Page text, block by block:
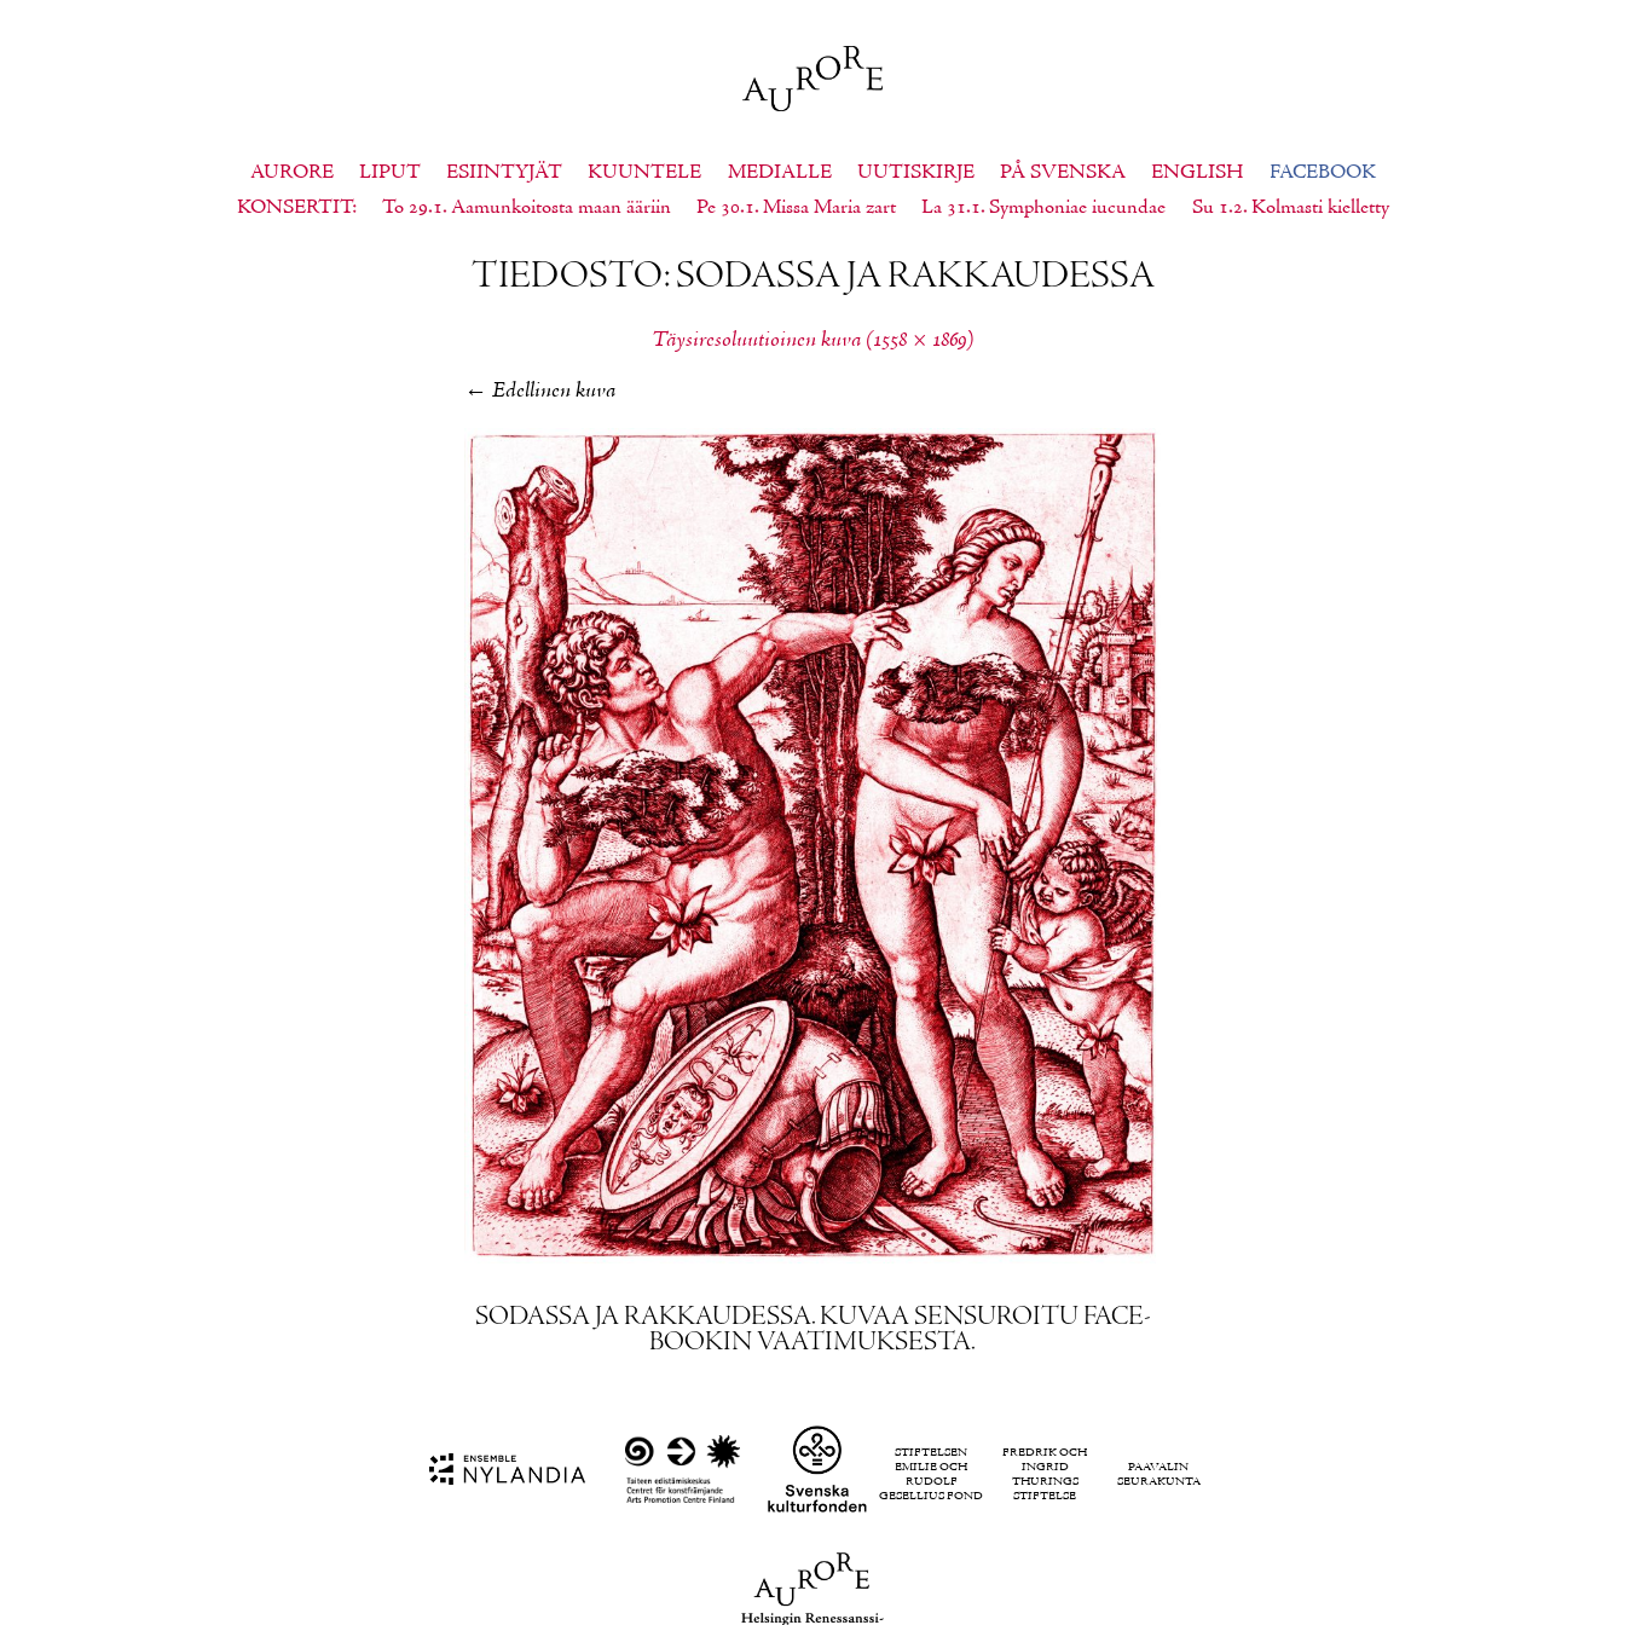
AURORE LIPUT ESIINTYJÄT KUUNTELE MEDIALLE UUTISKIRJE PÅ SVENSKA ENGLISH
FACEBOOK
KONSERTIT
To 29.1. Aamunkoitosta maan ääriin Pe 30.1. Missa Maria zart La 31.1. Symphoniae iucundae Su 1.2. Kolmasti kielletty
TIE­DOS­TO: SO­DAS­SA JA RAK­KAU­DES­SA
Täy­si­re­so­luu­tioi­nen ku­va (1558 × 1869)
← Edellinen kuva
SO­DAS­SA JA RAK­KAU­DES­SA. KU­VAA SEN­SU­ROI­TU FACE­
BOO­KIN VAA­TI­MUK­SES­TA.
STIFTELSEN
EMILIE OCH
RUDOLF
GESELLIUS FOND
FREDRIK OCH
INGRID
THURINGS
STIFTELSE
PAAVALIN
SEURAKUNTA